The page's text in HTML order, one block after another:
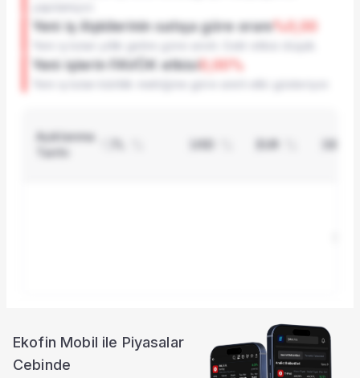
Yeni iş ilişkilerinin satışa göre oranı%0,00
Yeni işlerin FAVÖK etkisi0,00%
Açıklanma
Tarihi
Ekofin Mobil ile Piyasalar
Cebinde